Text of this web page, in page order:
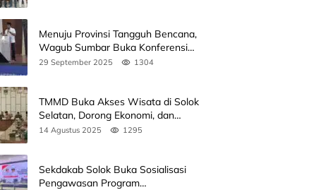
Menuju Provinsi Tangguh Bencana,
Wagub Sumbar Buka Konferensi
3rd ICDMM 2025 di Unand
29 September 2025 1304
TMMD Buka Akses Wisata di Solok
Selatan, Dorong Ekonomi, dan
Perkuat Peran Masyarakat
14 Agustus 2025 1295
Sekdakab Solok Buka Sosialisasi
Pengawasan Program